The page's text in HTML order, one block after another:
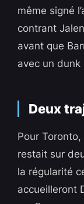
même signé
contrant
avant que
avec un dunk
Deux
Pour
restait sur
la régularité
accueilleront